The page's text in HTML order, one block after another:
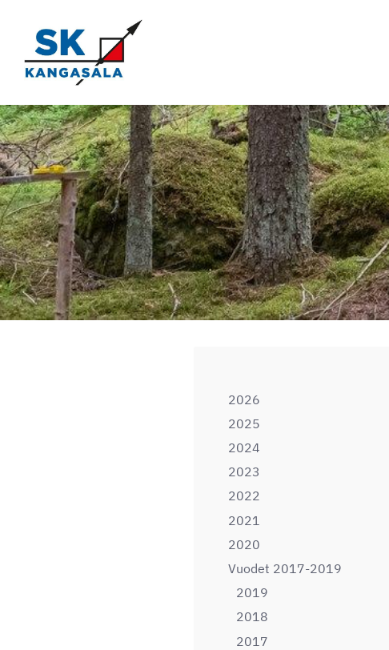
sivun
sisältöön
Kangasala SK
2026
2025
2024
2023
2022
2021
2020
Vuodet 2017-2019
2019
2018
2017